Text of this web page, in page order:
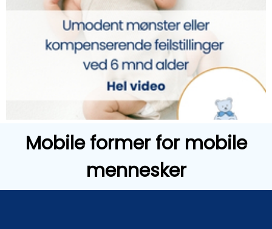
Mobile former for mobile
mennesker